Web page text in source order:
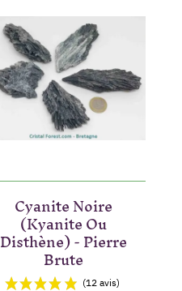
Cyanite Noire
(Kyanite Ou
Disthène) - Pierre
Brute